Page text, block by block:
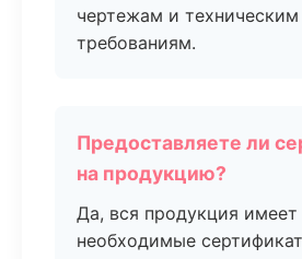
чертежам и техническим
требованиям.
Предоставляете ли
на продукцию?
Да, вся продукция имеет
необходимые